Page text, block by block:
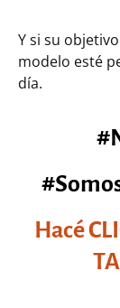
Y si su
modelo esté
día.
Hacé